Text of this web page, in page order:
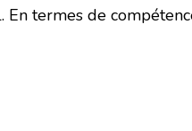
termes de